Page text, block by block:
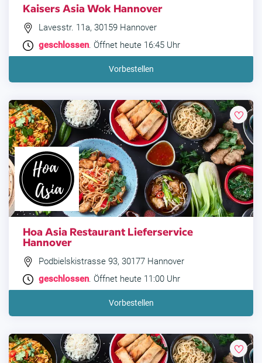
Kaisers Asia Wok Hannover
Lavesstr. 11a, 30159 Hannover
geschlossen. Öffnet heute 16:45 Uhr
Vorbestellen
Hoa Asia Restaurant Lieferservice
Hannover
Podbielskistrasse 93, 30177 Hannover
geschlossen. Öffnet heute 11:00 Uhr
Vorbestellen